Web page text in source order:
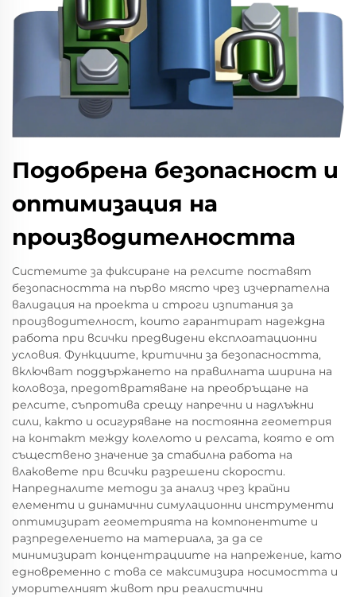
Подобрена безопасност и
оптимизация на
производителността
Системите за фиксиране на релсите поставят
безопасността на първо място чрез изчерпателна
валидация на проекта и строги изпитания за
производителност, които гарантират надеждна
работа при всички предвидени експлоатационни
условия. Функциите, критични за безопасността,
включват поддържането на правилната ширина на
коловоза, предотвратяване на преобръщане на
релсите, съпротива срещу напречни и надлъжни
сили, както и осигуряване на постоянна геометрия
на контакт между колелото и релсата, която е от
съществено значение за стабилна работа на
влаковете при всички разрешени скорости.
Напредналите методи за анализ чрез крайни
елементи и динамични симулационни инструменти
оптимизират геометрията на компонентите и
разпределението на материала, за да се
минимизират концентрациите на напрежение, като
едновременно с това се максимизира носимостта и
уморителният живот при реалистични